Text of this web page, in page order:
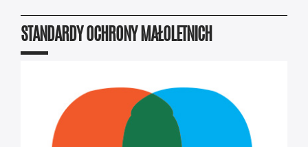
STANDARDY OCHRONY MAŁOLETNICH